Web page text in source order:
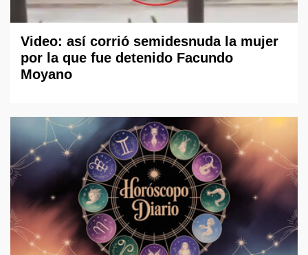
Video: así corrió semidesnuda la mujer
por la que fue detenido Facundo
Moyano